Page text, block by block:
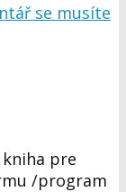
se musíte
pre
/program